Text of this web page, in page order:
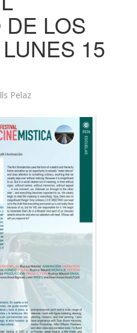
DE LOS
15
Pelaz